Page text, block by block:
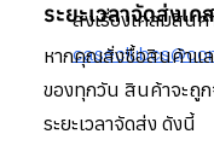
ส่งเรื่องเคลมสินค้
ระยะเวลาจัดส่งเค
หากคุณสั่งซื้อสินค้าและ
ของทุกวัน สินค้าจะถู
ระยะเวลาจัดส่ง ดังนี้